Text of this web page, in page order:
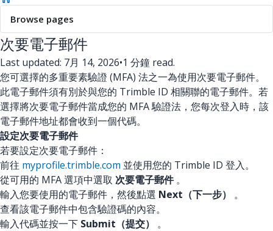
Browse pages
次要電子郵件
Last updated: 7月 14, 2026•1 分鐘 read.
您可選擇的多重要素驗證 (MFA) 法之一為使用次要電子郵件。
此電子郵件須有別於與您的 Trimble ID 相關聯的電子郵件。若
選擇將次要電子郵件當成您的 MFA 驗證法，您每次登入時，該
電子郵件地址都會收到一個代碼。
設定次要電子郵件
若要設定次要電子郵件：
前往 myprofile.trimble.com 並使用您的 Trimble ID 登入。
從可用的 MFA 選項中選取 次要電子郵件。
輸入您要使用的電子郵件，然後點選 Next（下一步）
。
查看該電子郵件中包含驗證碼的內容。
輸入代碼並按一下 Submit（提交）
。